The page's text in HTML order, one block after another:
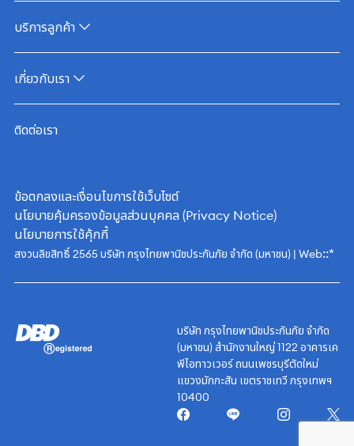
บริการลูกค้า
เกี่ยวกับเรา
ติดต่อเรา
ข้อตกลงและเงื่อนไขการใช้เว็บไซต์
นโยบายคุ้มครองข้อมูลส่วนบุคคล (Privacy Notice)
นโยบายการใช้คุ้กกี้
สงวนลิขสิทธิ์ 2565 บริษัท กรุงไทยพานิชประกันภัย จำกัด (มหาชน) | Web::*
บริษัท กรุงไทยพานิชประกันภัย จำกัด
(มหาชน) สำนักงานใหญ่ 1122 อาคารเค
พีไอทาวเวอร์ ถนนเพชรบุรีตัดใหม่
แขวงมักกะสัน เขตราชเทวี กรุงเทพฯ
10400